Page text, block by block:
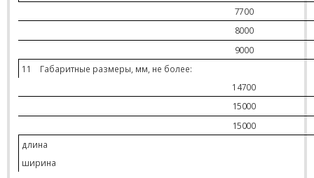
7700
8000
9000
11
Габаритные размеры, мм, не более:
14700
15000
15000
длина
ширина